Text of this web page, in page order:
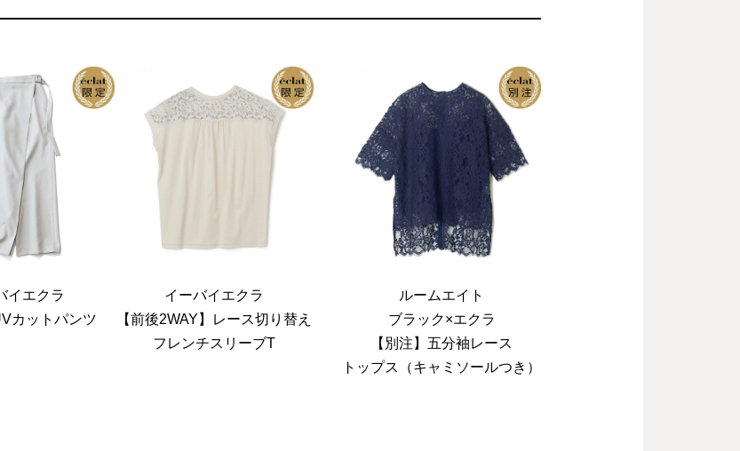
イエクラ
カットパンツ
イーバイエクラ
【前後2WAY】レース切り替え
フレンチスリーブT
ルームエイト
ブラック×エクラ
【別注】五分袖レース
トップス（キャミソールつき）